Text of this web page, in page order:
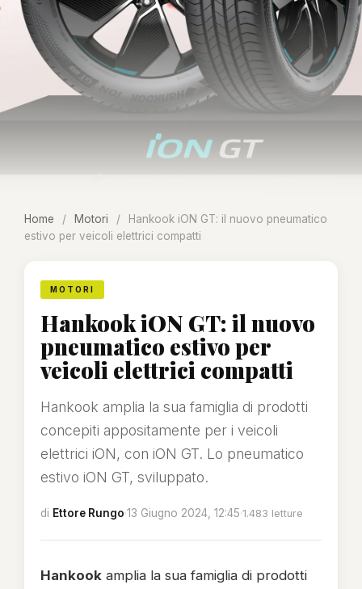
Home / Motori /
Hankook iON GT: il nuovo pneumatico
estivo per veicoli elettrici compatti
MOTORI
Hankook iON GT: il nuovo
pneumatico estivo per
veicoli elettrici compatti
Hankook amplia la sua famiglia di prodotti
concepiti appositamente per i veicoli
elettrici iON, con iON GT. Lo pneumatico
estivo iON GT, sviluppato.
di Ettore Rungo·13 Giugno 2024, 12:45·1.483 letture
Hankook amplia la sua famiglia di prodotti